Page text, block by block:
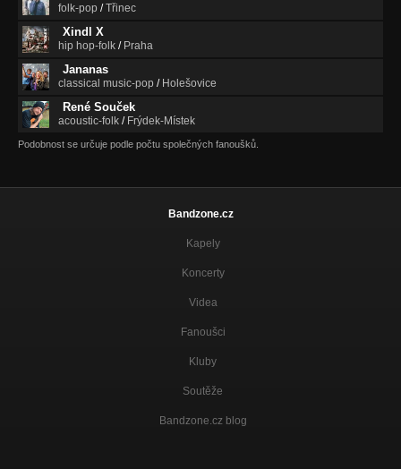
folk-pop /Třinec
Xindl X
hip hop-folk / Praha
Jananas
classical music-pop / Holešovice
René Souček
acoustic-folk / Frýdek-Místek
Podobnost se určuje podle počtu společných fanoušků.
Bandzone.cz
Kapely
Koncerty
Videa
Fanoušci
Kluby
Soutěže
Bandzone.cz blog